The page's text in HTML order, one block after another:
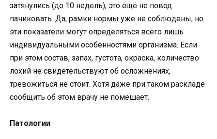
затянулись (до 10 недель), это ещё не повод
паниковать. Да, рамки нормы уже не соблюдены, но
эти показатели могут определяться всего лишь
индивидуальными особенностями организма. Если
при этом состав, запах, густота, окраска, количество
лохий не свидетельствуют об осложнениях,
тревожиться не стоит. Хотя даже при таком раскладе
сообщить об этом врачу не помешает.
Патологии